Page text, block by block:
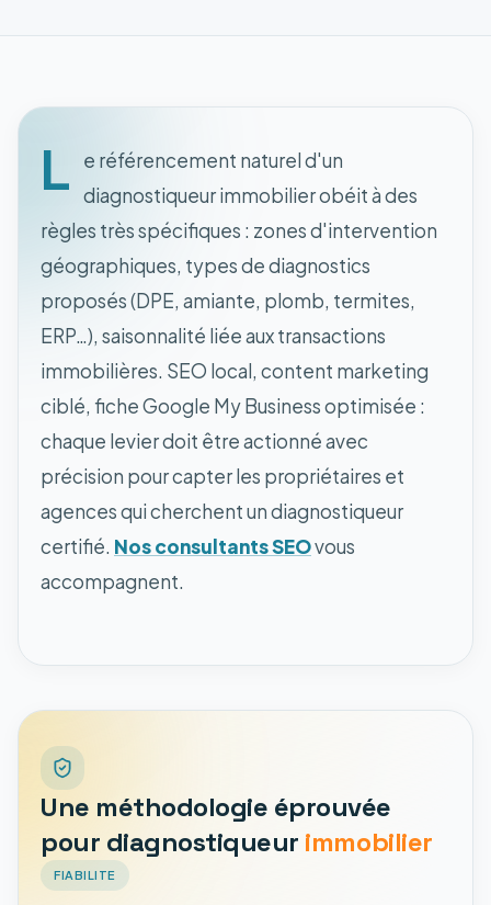
L
e référencement naturel d'un
diagnostiqueur immobilier obéit à des
règles très spécifiques : zones d'intervention
géographiques, types de diagnostics
proposés (DPE, amiante, plomb, termites,
ERP…), saisonnalité liée aux transactions
immobilières. SEO local, content marketing
ciblé, fiche Google My Business optimisée :
chaque levier doit être actionné avec
précision pour capter les propriétaires et
agences qui cherchent un diagnostiqueur
certifié. Nos consultants SEOvous
accompagnent.
Une méthodologie éprouvée
pour diagnostiqueur immobilier
FIABILITE